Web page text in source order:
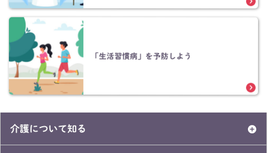
「生活習慣病」を予防しよう
介護について知る